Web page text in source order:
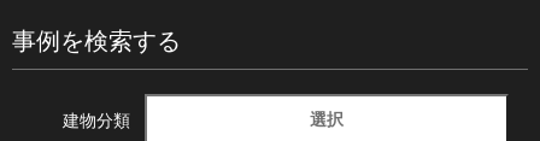
事例を検索する
建物分類 選択